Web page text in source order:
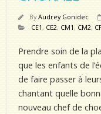
ByAudrey Gonidec
CE1, CE2, CM1, CM2,
Prendre soin de la
que les enfants de
de faire passer à
chantant quelle
nouveau chef de